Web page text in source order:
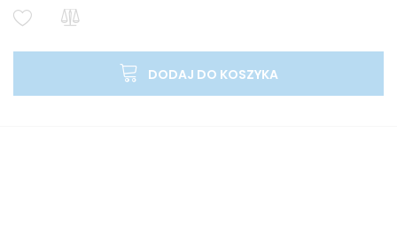
DODAJ DO KOSZYKA